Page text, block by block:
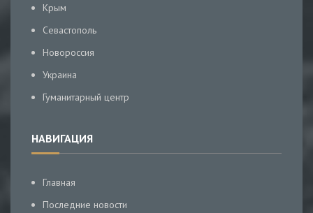
Крым
Севастополь
Новороссия
Украина
Гуманитарный центр
НАВИГАЦИЯ
Главная
Последние новости